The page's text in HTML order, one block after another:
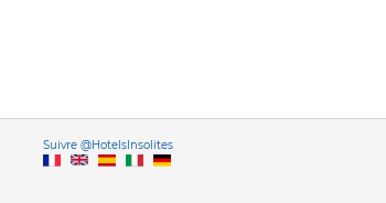
Suivre @HotelsInsolites